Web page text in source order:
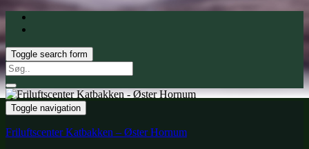
Toggle search form
Search
for:
Toggle navigation
Friluftscenter Katbakken – Øster Hornum